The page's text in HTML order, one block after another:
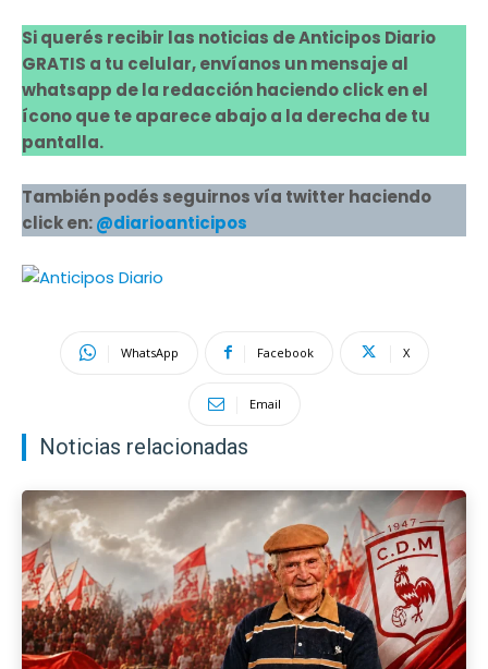
Si querés recibir las noticias de Anticipos Diario
GRATIS a tu celular, envíanos un mensaje al
whatsapp de la redacción haciendo click en el
ícono que te aparece abajo a la derecha de tu
pantalla.
También podés seguirnos vía twitter haciendo
click en:@diarioanticipos
WhatsApp Facebook X
Email
Noticias relacionadas